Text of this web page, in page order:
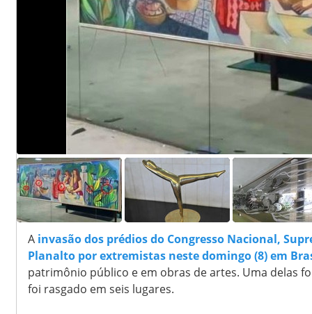
A invasão dos prédios do Congresso Nacional,
Planalto por extremistas neste domingo (8) em
patrimônio público e em obras de artes. Uma delas
foi rasgado em seis lugares.